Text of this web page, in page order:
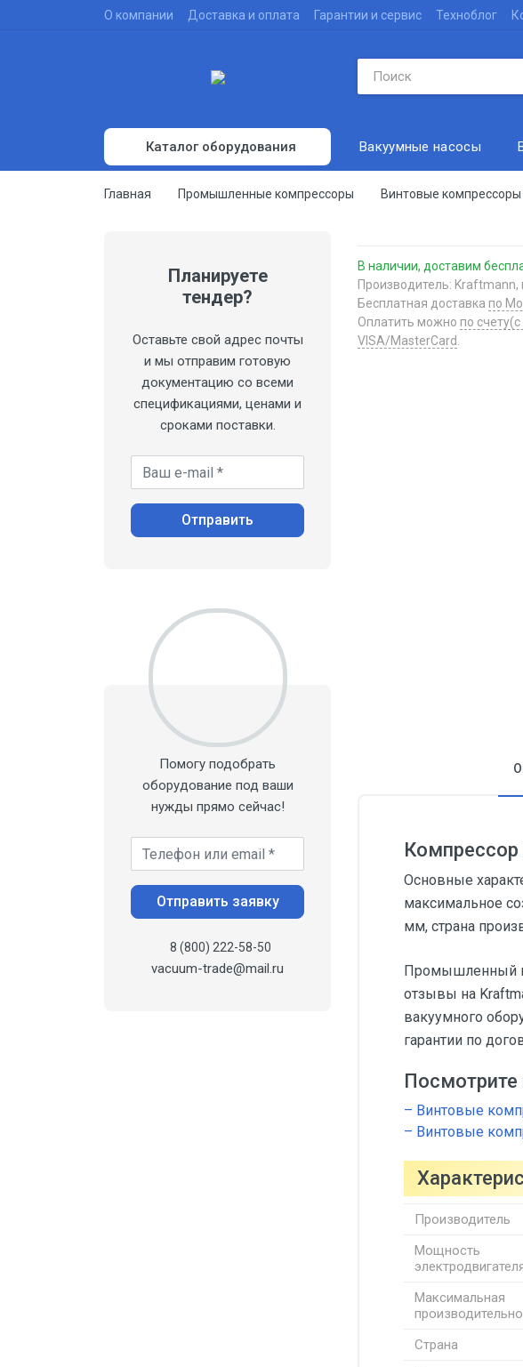
О компании Доставка и оплата Гарантии и сервис Техноблог
Вакуумные насосы
Испытательное оборудование
Вакуумные камеры
Вакуумметры
Масс-спектрометры
Вакуумная арматура
Изостатические прессы
Вакуумные мешки
Вакуумное масло
Вакуумные датчики
Каталог оборудования Вакуумные насосы
Главная Промышленные компрессоры Винтовые компрессоры
Планируете
тендер?
Оставьте свой адрес почты
и мы отправим готовую
документацию со всеми
спецификациями, ценами и
сроками поставки.
Ваш e-mail *
Отправить
Помогу подобрать
оборудование под ваши
нужды прямо сейчас!
Ваш телефон *
Отправить заявку
8 (800) 222-58-50
vacuum-trade@mail.ru
В наличии, доставим
Производитель: Kraftmann,
Бесплатная доставка по
Оплатить можно по
VISA/MasterCard
Компрессор
Основные
максимальное
мм, страна
Промышленный
отзывы на
вакуумного
гарантии по
Посмотрите
– Винтовые
– Винтовые
Производитель
Мощность
Максимальная
Страна